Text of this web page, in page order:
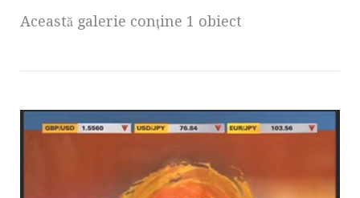
Această galerie conţine 1 obiect